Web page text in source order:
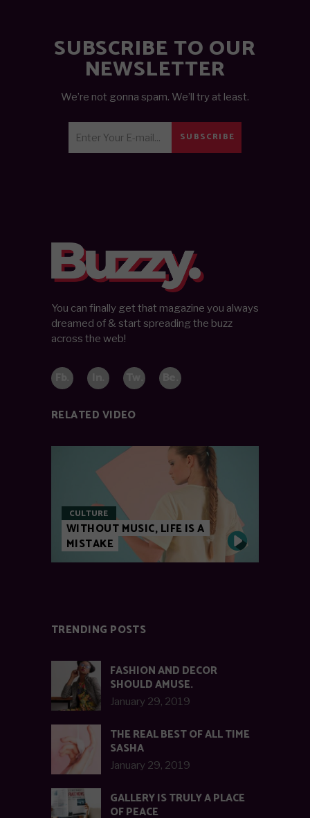
SUBSCRIBE TO OUR
NEWSLETTER
We’re not gonna spam. We’ll try at least.
SUBSCRIBE
You can finally get that magazine you always
dreamed of & start spreading the buzz
across the web!
RELATED VIDEO
CULTURE
WITHOUT MUSIC, LIFE IS A
MISTAKE
TRENDING POSTS
FASHION AND DECOR
SHOULD AMUSE.
January 29, 2019
THE REAL BEST OF ALL TIME
SASHA
January 29, 2019
GALLERY IS TRULY A PLACE
OF PEACE